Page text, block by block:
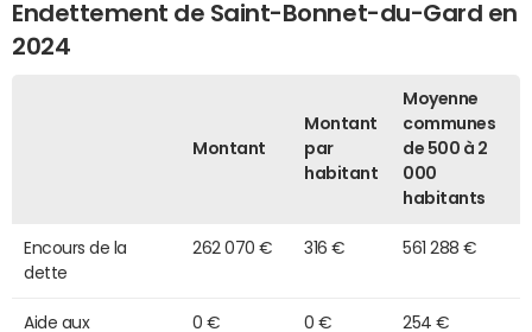
Endettement de Saint-Bonnet-du-Gard en
2024
Montant
Montant
par
habitant
Moyenne
communes
de 500 à 2
000
habitants
Encours de la
dette
262 070 € 316 € 561 288 €
Aide aux
0 € 0 € 254 €